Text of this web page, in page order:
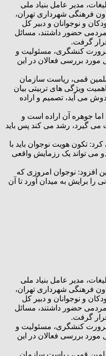
مدیر عامل بنیاد ملی
فرهنگی شهرداری تهران،
و نوجوانان و دبیر کل
حضور داشتند، مسائل
گرفت.
کنشگری، مسئوليت و
مورد بررسی فعالان در این
قمی، ریاست سازمان
ویژگی های تربیتی بیان
می آید، تصمیم و اراده
جوهره آن اراده است و
می گیرد، رشد می کند پس باید
تکون هویت نوجوان باید با
می تواند یک رزمایش واقعی
افزود: نوجوان امروزی که
را برایش به میدان آورد تا آن
مدیر عامل بنیاد ملی
فرهنگی شهرداری تهران،
و نوجوانان و دبیر کل
حضور داشتند، مسائل
گرفت.
کنشگری، مسئوليت و
مورد بررسی فعالان در این